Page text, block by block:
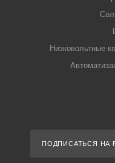
Низковольтные
ПОДПИСАТЬСЯ НА